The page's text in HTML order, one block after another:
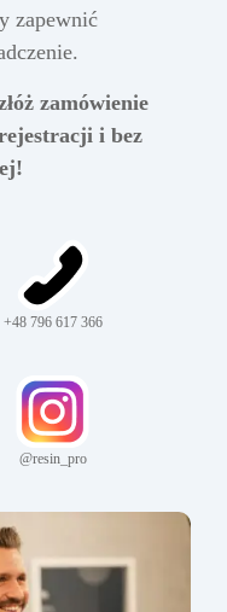
zapewnić
zamówienie
i bez
+48 796 617 366
@resin_pro